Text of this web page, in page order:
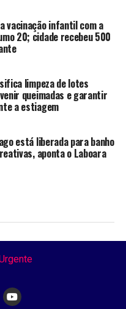
vacinação infantil com a
20; cidade recebeu 500
limpeza de lotes
queimadas e garantir
a estiagem
está liberada para banho
aponta o Laboara